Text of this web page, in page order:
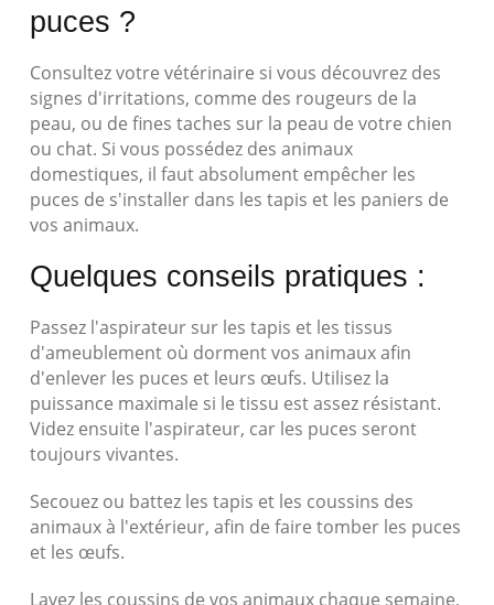
puces ?
Consultez votre vétérinaire si vous découvrez des
signes d'irritations, comme des rougeurs de la
peau, ou de fines taches sur la peau de votre chien
ou chat. Si vous possédez des animaux
domestiques, il faut absolument empêcher les
puces de s'installer dans les tapis et les paniers de
vos animaux.
Quelques conseils pratiques :
Passez l'aspirateur sur les tapis et les tissus
d'ameublement où dorment vos animaux afin
d'enlever les puces et leurs œufs. Utilisez la
puissance maximale si le tissu est assez résistant.
Videz ensuite l'aspirateur, car les puces seront
toujours vivantes.
Secouez ou battez les tapis et les coussins des
animaux à l'extérieur, afin de faire tomber les puces
et les œufs.
Lavez les coussins de vos animaux chaque semaine,